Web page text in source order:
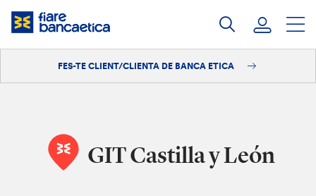
Salta
Iniciar sessióFES-TE CLIENT/CLIENTA DE BANCA ETICA
GIT Castilla y León